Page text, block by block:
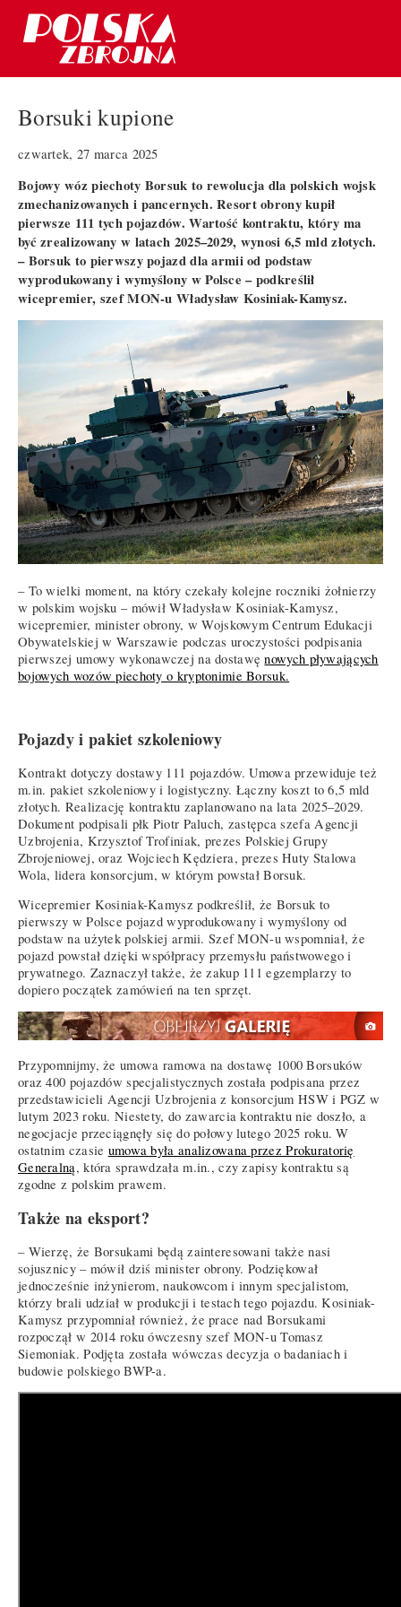
Borsuki kupione
czwartek, 27 marca 2025
Bojowy wóz piechoty Borsuk to rewolucja dla polskich wojsk
zmechanizowanych i pancernych. Resort obrony kupił
pierwsze 111 tych pojazdów. Wartość kontraktu, który ma
być zrealizowany w latach 2025–2029, wynosi 6,5 mld złotych.
– Borsuk to pierwszy pojazd dla armii od podstaw
wyprodukowany i wymyślony w Polsce – podkreślił
wicepremier, szef MON-u Władysław Kosiniak-Kamysz.
– To wielki moment, na który czekały kolejne roczniki żołnierzy
w polskim wojsku – mówił Władysław Kosiniak-Kamysz,
wicepremier, minister obrony, w Wojskowym Centrum Edukacji
Obywatelskiej w Warszawie podczas uroczystości podpisania
pierwszej umowy wykonawczej na dostawęnowych pływających
bojowych wozów piechoty o kryptonimie Borsuk.
Pojazdy i pakiet szkoleniowy
Kontrakt dotyczy dostawy 111 pojazdów. Umowa przewiduje też
m.in. pakiet szkoleniowy i logistyczny. Łączny koszt to 6,5 mld
złotych. Realizację kontraktu zaplanowano na lata 2025–2029.
Dokument podpisali płk Piotr Paluch, zastępca szefa Agencji
Uzbrojenia, Krzysztof Trofiniak, prezes Polskiej Grupy
Zbrojeniowej, oraz Wojciech Kędziera, prezes Huty Stalowa
Wola, lidera konsorcjum, w którym powstał Borsuk.
Wicepremier Kosiniak-Kamysz podkreślił, że Borsuk to
pierwszy w Polsce pojazd wyprodukowany i wymyślony od
podstaw na użytek polskiej armii. Szef MON-u wspomniał, że
pojazd powstał dzięki współpracy przemysłu państwowego i
prywatnego. Zaznaczył także, że zakup 111 egzemplarzy to
dopiero początek zamówień na ten sprzęt.
Przypomnijmy, że umowa ramowa na dostawę 1000 Borsuków
oraz 400 pojazdów specjalistycznych została podpisana przez
przedstawicieli Agencji Uzbrojenia z konsorcjum HSW i PGZ w
lutym 2023 roku. Niestety, do zawarcia kontraktu nie doszło, a
negocjacje przeciągnęły się do połowy lutego 2025 roku. W
ostatnim czasie umowa była analizowana przez Prokuratorię
Generalną, która sprawdzała m.in., czy zapisy kontraktu są
zgodne z polskim prawem.
Także na eksport?
– Wierzę, że Borsukami będą zainteresowani także nasi
sojusznicy – mówił dziś minister obrony. Podziękował
jednocześnie inżynierom, naukowcom i innym specjalistom,
którzy brali udział w produkcji i testach tego pojazdu. Kosiniak-
Kamysz przypomniał również, że prace nad Borsukami
rozpoczął w 2014 roku ówczesny szef MON-u Tomasz
Siemoniak. Podjęta została wówczas decyzja o badaniach i
budowie polskiego BWP-a.